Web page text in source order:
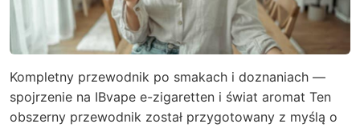
Kompletny przewodnik po smakach i doznaniach —
spojrzenie na IBvape e-zigaretten i świat aromat Ten
obszerny przewodnik został przygotowany z myślą o